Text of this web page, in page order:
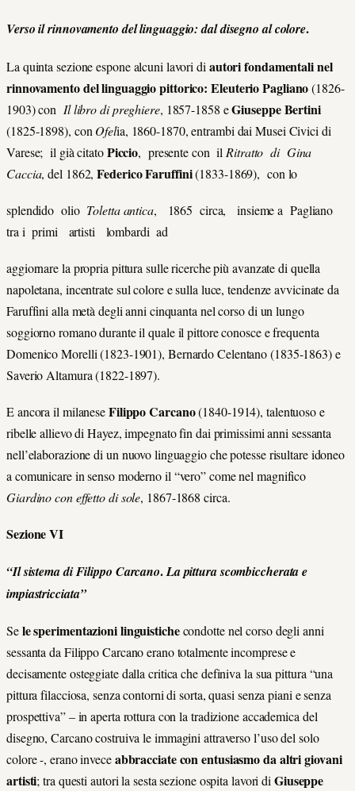
Verso il rinnovamento del linguaggio: dal disegno al colore.
La quinta sezione espone alcuni lavori di autori fondamentali nel
rinnovamento del linguaggio pittorico: Eleuterio Pagliano(1826-
1903) con Il libro di preghiere, 1857-1858 eGiuseppe Bertini
(1825-1898), con Ofelia, 1860-1870, entrambi dai Musei Civici di
Varese; il già citatoPiccio, presente con il Ritratto di Gina
Caccia, del 1862,Federico Faruffini(1833-1869), con lo
splendido olio Toletta antica, 1865 circa, insieme a Pagliano
tra i primi artisti lombardi ad
aggiornare la propria pittura sulle ricerche più avanzate di quella
napoletana, incentrate sul colore e sulla luce, tendenze avvicinate da
Faruffini alla metà degli anni cinquanta nel corso di un lungo
soggiorno romano durante il quale il pittore conosce e frequenta
Domenico Morelli (1823-1901), Bernardo Celentano (1835-1863) e
Saverio Altamura (1822-1897).
E ancora il milaneseFilippo Carcano(1840-1914), talentuoso e
ribelle allievo di Hayez, impegnato fin dai primissimi anni sessanta
nell’elaborazione di un nuovo linguaggio che potesse risultare idoneo
a comunicare in senso moderno il “vero” come nel magnifico
Giardino con effetto di sole, 1867-1868 circa.
Sezione VI
“Il sistema di Filippo Carcano.La pittura scombiccherata e
impiastricciata”
Sele sperimentazioni linguistichecondotte nel corso degli anni
sessanta da Filippo Carcano erano totalmente incomprese e
decisamente osteggiate dalla critica che definiva la sua pittura “una
pittura filacciosa, senza contorni di sorta, quasi senza piani e senza
prospettiva” – in aperta rottura con la tradizione accademica del
disegno, Carcano costruiva le immagini attraverso l’uso del solo
colore -, erano inveceabbracciate con entusiasmo da altri giovani
artisti; tra questi autori la sesta sezione ospita lavori di Giuseppe